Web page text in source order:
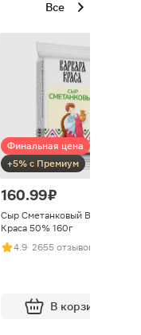
Все
Финальная цена
+5% с Премиум
160.99 ₽
Сыр Сметанковый Варвара
Краса 50% 160г
4.9· 2655 отзывов
В корзину